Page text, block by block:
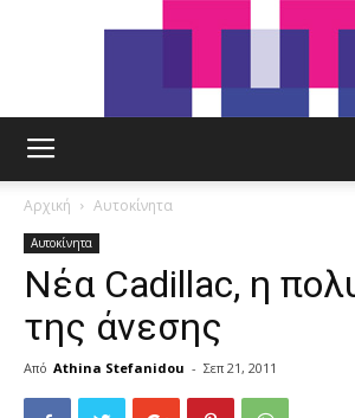
Αρχική Αυτοκίνητα
Αυτοκίνητα
Νέα Cadillac, η
της άνεσης
Από Athina Stefanidou - Σεπ 21, 2011